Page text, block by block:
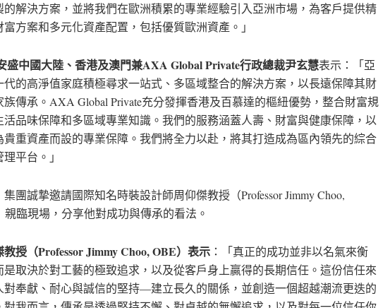
的解決方案，並將我們在歐洲積累的專業經驗引入亞洲市場，為客戶提供精
富方案和多元化資產配置，包括優質歐洲資產。」
盛中國大陸、香港及澳門兼AXA Global Private行政總裁尹玄慧表示：「亞
代的高淨值家庭積極尋求一站式、多區域整合的解決方案，以長遠保障其財
族傳承。AXA Global Private充分發揮香港及百慕達的樞紐優勢，整合財富規
活品味保障和多區域專業知識。我們的服務涵蓋人壽、財富與健康保障，以
貴重資產而設的專業保障。我們將全力以赴，將其打造成為區內領先的綜合
平台。」
集團誠摯邀請國際知名時裝設計師周仰傑教授（Professor Jimmy Choo,
親臨現場，分享他對成功與傳承的看法。
教授（Professor Jimmy Choo, OBE）表示 ：「真正的成功並非以名氣來衡
是取決於對工藝的極致追求，以及從客戶身上贏得的長期信任。這份信任來
對奉獻、耐心與誠信的堅持—建立長久的關係，並創造一個超越潮流更迭的